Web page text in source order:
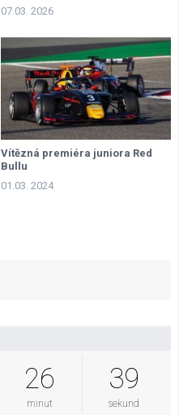
07.03. 2026
Vítězná premiéra juniora Red
Bullu
01.03. 2024
26
minut
38
sekund